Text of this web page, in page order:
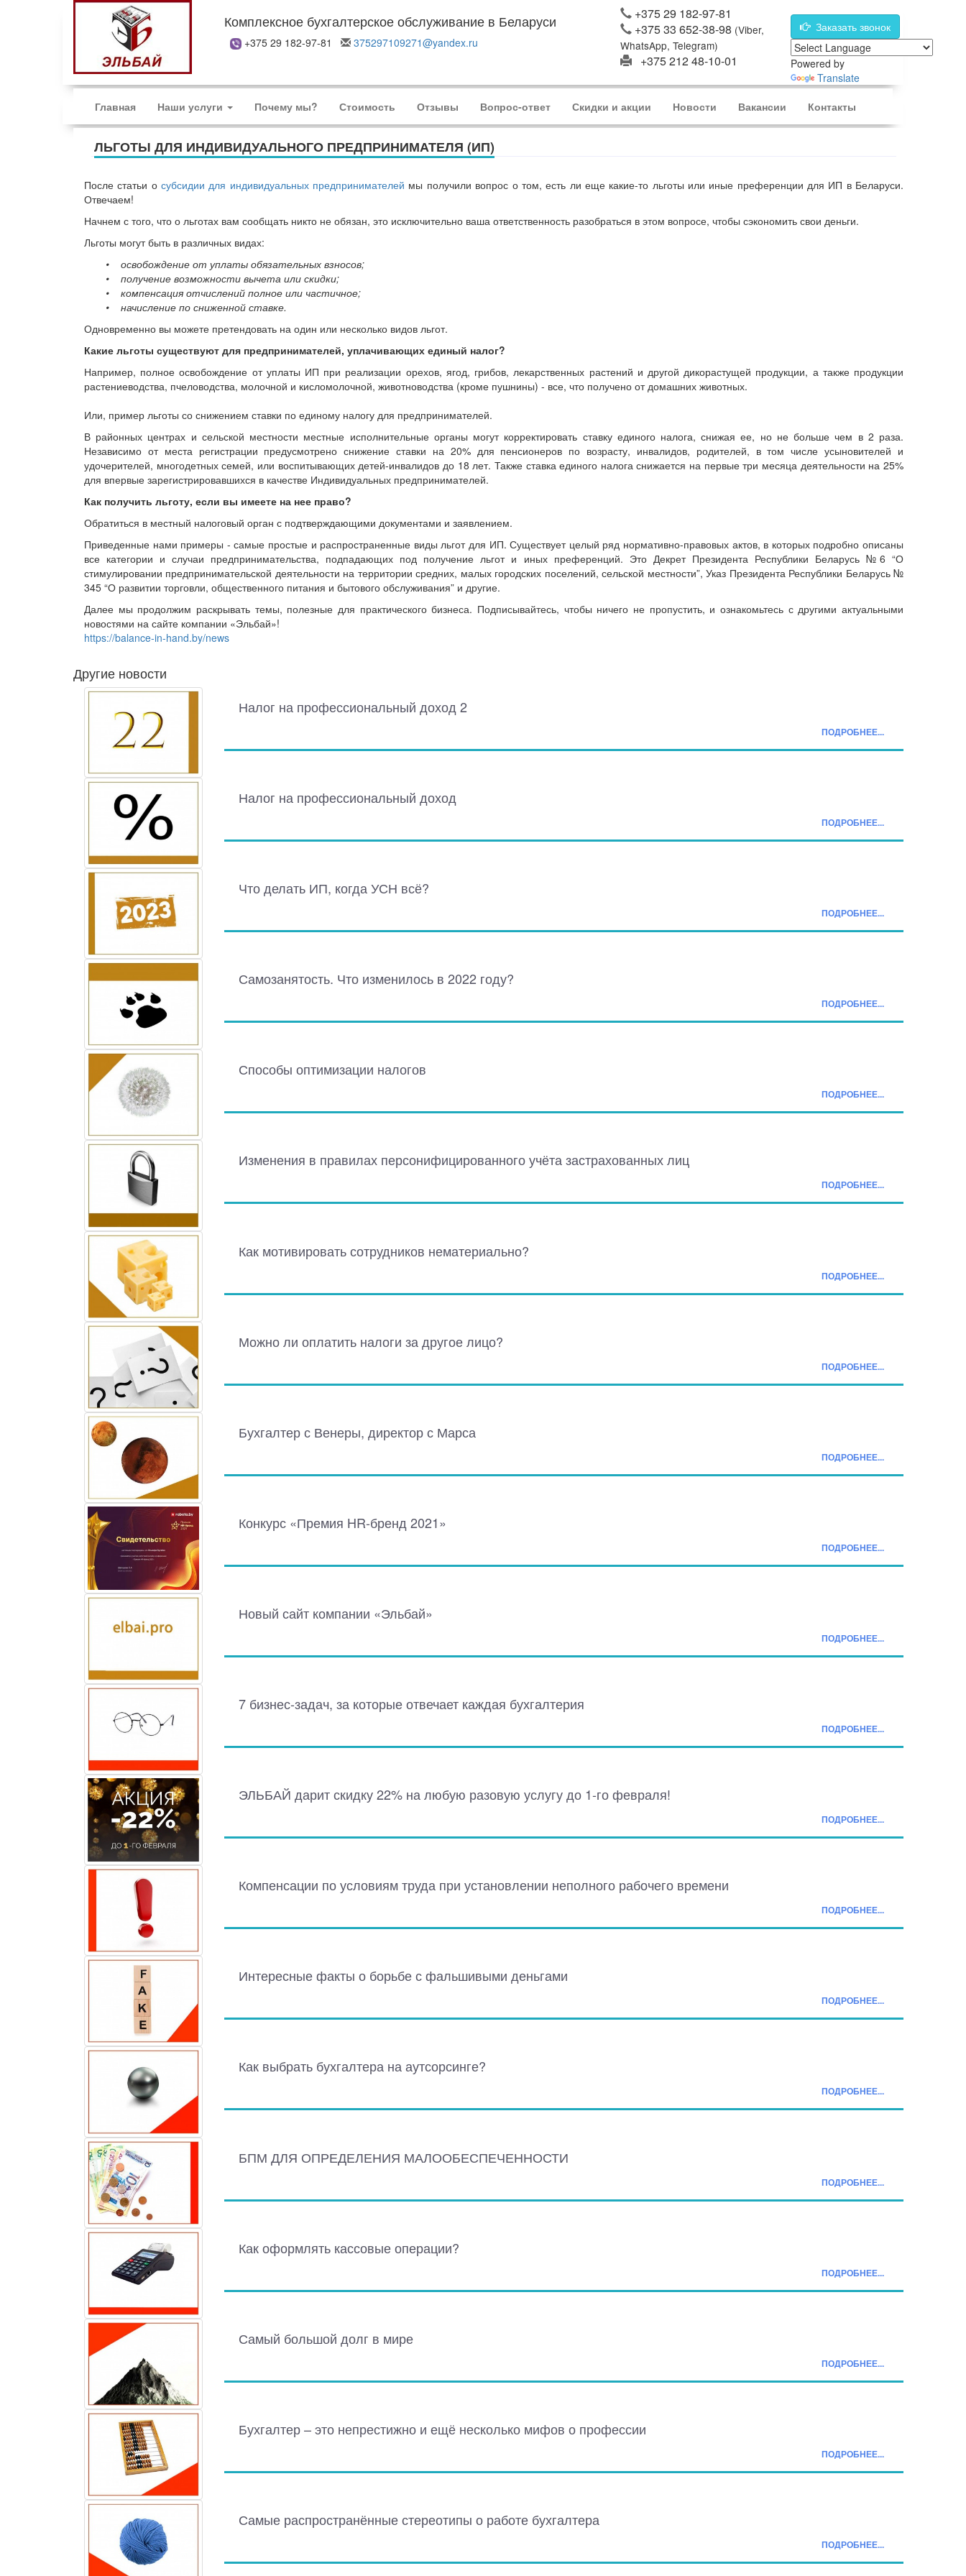
Комплексное бухгалтерское обслуживание в Беларуси
+375 29 182-97-81 375297109271@yandex.ru
+375 29 182-97-81
+375 33 652-38-98 (Viber,
WhatsApp, Telegram)
+375 212 48-10-01
Заказать звонок
Powered by
Translate
Главная
Наши услуги Почему мы? Стоимость Отзывы Вопрос-ответ Скидки и акции Новости Вакансии Контакты
ЛЬГОТЫ ДЛЯ ИНДИВИДУАЛЬНОГО ПРЕДПРИНИМАТЕЛЯ (ИП)
После статьи осубсидии для индивидуальных предпринимателей мы получили вопрос о том, есть ли еще какие-то льготы или иные преференции для ИП в Беларуси.
Отвечаем!
Начнем с того, что о льготах вам сообщать никто не обязан, это исключительно ваша ответственность разобраться в этом вопросе, чтобы сэкономить свои деньги.
Льготы могут быть в различных видах:
• освобождение от уплаты обязательных взносов;
• получение возможности вычета или скидки;
• компенсация отчислений полное или частичное;
• начисление по сниженной ставке.
Одновременно вы можете претендовать на один или несколько видов льгот.
Какие льготы существуют для предпринимателей, уплачивающих единый налог?
Например, полное освобождение от уплаты ИП при реализации орехов, ягод, грибов, лекарственных растений и другой дикорастущей продукции, а также продукции
растениеводства, пчеловодства, молочной и кисломолочной, животноводства (кроме пушнины) - все, что получено от домашних животных.
Или, пример льготы со снижением ставки по единому налогу для предпринимателей.
В районных центрах и сельской местности местные исполнительные органы могут корректировать ставку единого налога, снижая ее, но не больше чем в 2 раза.
Независимо от места регистрации предусмотрено снижение ставки на 20% для пенсионеров по возрасту, инвалидов, родителей, в том числе усыновителей и
удочерителей, многодетных семей, или воспитывающих детей-инвалидов до 18 лет. Также ставка единого налога снижается на первые три месяца деятельности на 25%
для впервые зарегистрировавшихся в качестве Индивидуальных предпринимателей.
Как получить льготу, если вы имеете на нее право?
Обратиться в местный налоговый орган с подтверждающими документами и заявлением.
Приведенные нами примеры - самые простые и распространенные виды льгот для ИП. Существует целый ряд нормативно-правовых актов, в которых подробно описаны
все категории и случаи предпринимательства, подпадающих под получение льгот и иных преференций. Это Декрет Президента Республики Беларусь №6 “О
стимулировании предпринимательской деятельности на территории средних, малых городских поселений, сельской местности”, Указ Президента Республики Беларусь №
345 “О развитии торговли, общественного питания и бытового обслуживания” и другие.
Далее мы продолжим раскрывать темы, полезные для практического бизнеса. Подписывайтесь, чтобы ничего не пропустить, и ознакомьтесь с другими актуальными
новостями на сайте компании «Эльбай»!
https://balance-in-hand.by/news
Другие новости
Налог на профессиональный доход 2
ПОДРОБНЕЕ...
Налог на профессиональный доход
ПОДРОБНЕЕ...
Что делать ИП, когда УСН всё?
ПОДРОБНЕЕ...
Самозанятость. Что изменилось в 2022 году?
ПОДРОБНЕЕ...
Способы оптимизации налогов
ПОДРОБНЕЕ...
Изменения в правилах персонифицированного учёта застрахованных лиц
ПОДРОБНЕЕ...
Как мотивировать сотрудников нематериально?
ПОДРОБНЕЕ...
Можно ли оплатить налоги за другое лицо?
ПОДРОБНЕЕ...
Бухгалтер с Венеры, директор с Марса
ПОДРОБНЕЕ...
Конкурс «Премия HR-бренд 2021»
ПОДРОБНЕЕ...
Новый сайт компании «Эльбай»
ПОДРОБНЕЕ...
7 бизнес-задач, за которые отвечает каждая бухгалтерия
ПОДРОБНЕЕ...
ЭЛЬБАЙ дарит скидку 22% на любую разовую услугу до 1-го февраля!
ПОДРОБНЕЕ...
Компенсации по условиям труда при установлении неполного рабочего времени
ПОДРОБНЕЕ...
Интересные факты о борьбе с фальшивыми деньгами
ПОДРОБНЕЕ...
Как выбрать бухгалтера на аутсорсинге?
ПОДРОБНЕЕ...
БПМ ДЛЯ ОПРЕДЕЛЕНИЯ МАЛООБЕСПЕЧЕННОСТИ
ПОДРОБНЕЕ...
Как оформлять кассовые операции?
ПОДРОБНЕЕ...
Самый большой долг в мире
ПОДРОБНЕЕ...
Бухгалтер – это непрестижно и ещё несколько мифов о профессии
ПОДРОБНЕЕ...
Самые распространённые стереотипы о работе бухгалтера
ПОДРОБНЕЕ...